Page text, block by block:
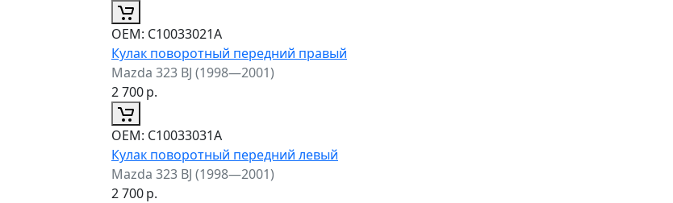
ОЕМ: C10033021A
Кулак поворотный передний правый
Mazda 323 BJ (1998—2001)
2 700р.
ОЕМ: C10033031A
Кулак поворотный передний левый
Mazda 323 BJ (1998—2001)
2 700р.